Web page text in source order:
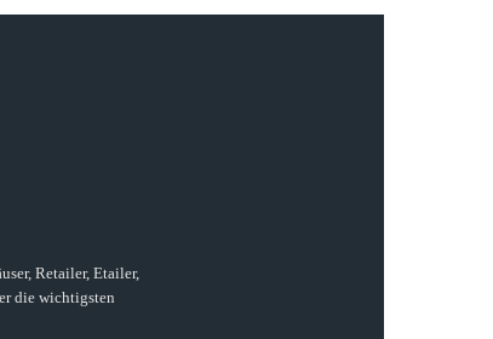
Retailer, Etailer,
die wichtigsten